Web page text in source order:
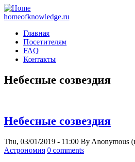
homeofknowledge.ru
Главная
Посетителям
FAQ
Контакты
Небесные созвездия
Небесные созвездия
Thu, 03/01/2019 - 11:00 By Anonymous
Астрономия 0 comments